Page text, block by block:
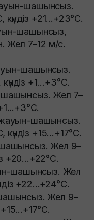
шашынсыз.
+21...+23°C.
шашынсыз,
Жел 7–12 м/с.
шашынсыз.
+1...+3°C.
Жел 7–
жауын-шашынсыз.
+15...+17°C.
Жел 9–
+20...+22°C.
шашынсыз. Жел
+22...+24°C.
Жел 9–